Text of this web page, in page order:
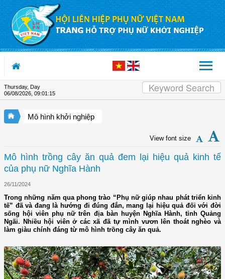
Skip to Content
Thursday, Day
06/08/2026 09:01:16
Mô hình khởi nghiệp
View font size
Mô hình trồng cây ăn quả đem lại hiệu quả kinh tế
của phụ nữ Nghĩa Hành
26/11/2024
Trong những năm qua phong trào “Phụ nữ giúp nhau phát triển kinh
tế” đã và đang là hướng đi đúng đắn, mang lại hiệu quả đối với đời
sống hội viên phụ nữ trên địa bàn huyện Nghĩa Hành, tỉnh Quảng
Ngãi. Nhiều hội viên ở các xã đã tự mình vươn lên thoát nghèo và
làm giàu chính đáng từ mô hình trồng cây ăn quả.